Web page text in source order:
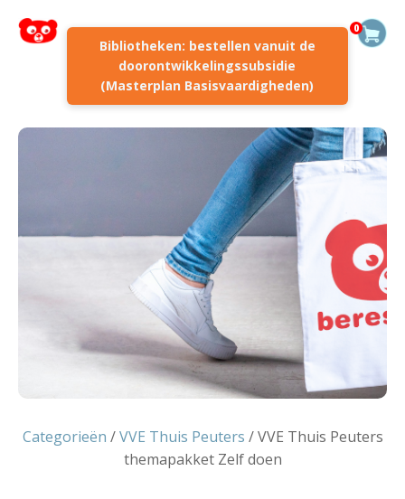
Bibliotheken: bestellen vanuit de
doorontwikkelingssubsidie
(Masterplan Basisvaardigheden)
0
Categorieën /VVE Thuis Peuters / VVE Thuis Peuters
themapakket Zelf doen